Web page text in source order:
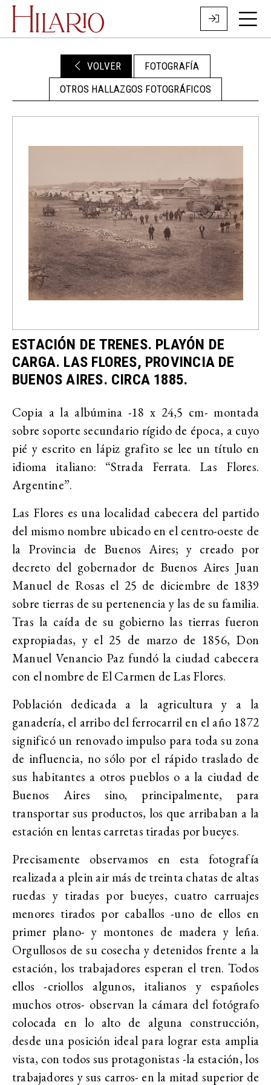
VOLVER
FOTOGRAFÍA
OTROS HALLAZGOS FOTOGRÁFICOS
ESTACIÓN DE TRENES. PLAYÓN DE
CARGA. LAS FLORES, PROVINCIA DE
BUENOS AIRES. CIRCA 1885.
Copia a la albúmina -18 x 24,5 cm- montada
sobre soporte secundario rígido de época, a cuyo
pié y escrito en lápiz grafito se lee un título en
idioma italiano: “Strada Ferrata. Las Flores.
Argentine”.
Las Flores es una localidad cabecera del partido
del mismo nombre ubicado en el centro-oeste de
la Provincia de Buenos Aires; y creado por
decreto del gobernador de Buenos Aires Juan
Manuel de Rosas el 25 de diciembre de 1839
sobre tierras de su pertenencia y las de su familia.
Tras la caída de su gobierno las tierras fueron
expropiadas, y el 25 de marzo de 1856, Don
Manuel Venancio Paz fundó la ciudad cabecera
con el nombre de El Carmen de Las Flores.
Población dedicada a la agricultura y a la
ganadería, el arribo del ferrocarril en el año 1872
significó un renovado impulso para toda su zona
de influencia, no sólo por el rápido traslado de
sus habitantes a otros pueblos o a la ciudad de
Buenos Aires sino, principalmente, para
transportar sus productos, los que arribaban a la
estación en lentas carretas tiradas por bueyes.
Precisamente observamos en esta fotografía
realizada a plein air más de treinta chatas de altas
ruedas y tiradas por bueyes, cuatro carruajes
menores tirados por caballos -uno de ellos en
primer plano- y montones de madera y leña.
Orgullosos de su cosecha y detenidos frente a la
estación, los trabajadores esperan el tren. Todos
ellos -criollos algunos, italianos y españoles
muchos otros- observan la cámara del fotógrafo
colocada en lo alto de alguna construcción,
desde una posición ideal para lograr esta amplia
vista, con todos sus protagonistas -la estación, los
trabajadores y sus carros- en la mitad superior de